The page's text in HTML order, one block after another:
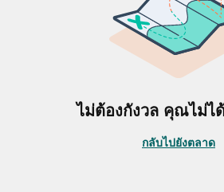
ไม่ต้องกังวล คุณไม่ไ
กลับไปยังตลาด